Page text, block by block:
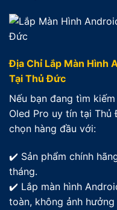
Địa Chỉ Lắp Màn Hình
Tại Thủ Đức
Nếu bạn đang tìm
Oled Pro uy tín tại Thủ
chọn hàng đầu với:
✔️ Sản phẩm chính
tháng.
✔️ Lắp màn hình
toàn, không ảnh